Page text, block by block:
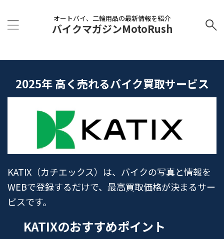
オートバイ、二輪用品の最新情報を紹介
バイクマガジンMotoRush
2025年 高く売れるバイク買取サービス
KATIX（カチエックス）は、バイクの写真と情報を
WEBで登録するだけで、最高買取価格が決まるサー
ビスです。
KATIXのおすすめポイント